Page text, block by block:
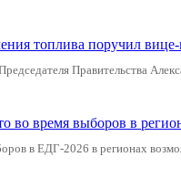
топлива поручил
Правительства
во время выборов в
в ЕДГ-2026 в регионах